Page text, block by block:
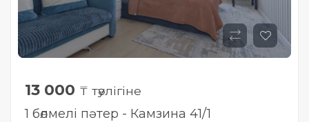
13 000 ₸ тәулігіне
1 бөлмелі пәтер - Камзина 41/1